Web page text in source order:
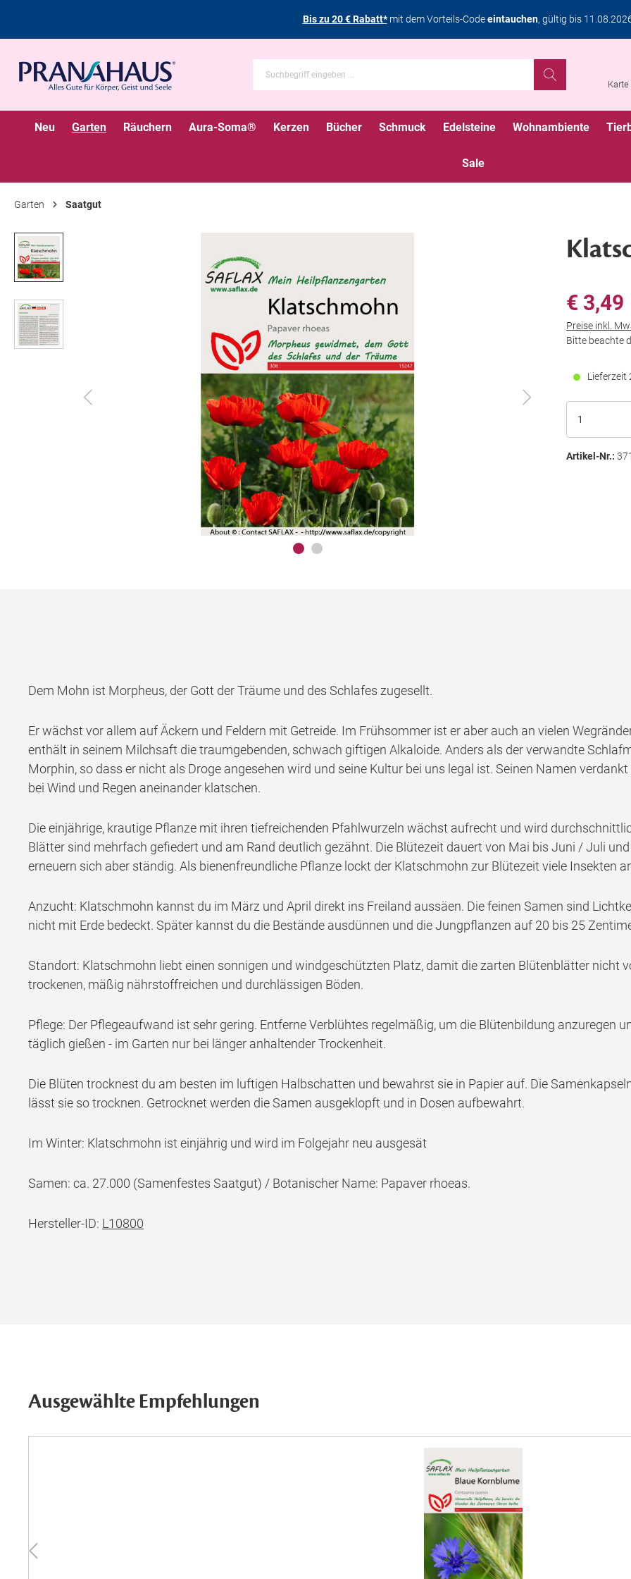
Bis zu 20 € Rabatt*mit dem Vorteils-Codeeintauchen, gültig bis
Neu Garten Räuchern Aura-Soma® Kerzen Bücher Schmuck Edelsteine Wohnambiente
Sale
Garten Saatgut
€ 3,49
Preise inkl.
Bitte beachte
Lieferzeit
Artikel-Nr.:
Dem Mohn ist Morpheus, der Gott der Träume und des Schlafes zugesellt.
Er wächst vor allem auf Äckern und Feldern mit Getreide. Im Frühsommer ist er aber auch an vielen
enthält in seinem Milchsaft die traumgebenden, schwach giftigen Alkaloide. Anders als der verwandte
Morphin, so dass er nicht als Droge angesehen wird und seine Kultur bei uns legal ist. Seinen Namen
bei Wind und Regen aneinander klatschen.
Die einjährige, krautige Pflanze mit ihren tiefreichenden Pfahlwurzeln wächst aufrecht und wird
Blätter sind mehrfach gefiedert und am Rand deutlich gezähnt. Die Blütezeit dauert von Mai bis Juni / Juli
erneuern sich aber ständig. Als bienenfreundliche Pflanze lockt der Klatschmohn zur Blütezeit viele Insekten
Anzucht: Klatschmohn kannst du im März und April direkt ins Freiland aussäen. Die feinen Samen sind
nicht mit Erde bedeckt. Später kannst du die Bestände ausdünnen und die Jungpflanzen auf 20 bis 25
Standort: Klatschmohn liebt einen sonnigen und windgeschützten Platz, damit die zarten Blütenblätter nicht
trockenen, mäßig nährstoffreichen und durchlässigen Böden.
Pflege: Der Pflegeaufwand ist sehr gering. Entferne Verblühtes regelmäßig, um die Blütenbildung anzuregen
täglich gießen - im Garten nur bei länger anhaltender Trockenheit.
Die Blüten trocknest du am besten im luftigen Halbschatten und bewahrst sie in Papier auf. Die
lässt sie so trocknen. Getrocknet werden die Samen ausgeklopft und in Dosen aufbewahrt.
Im Winter: Klatschmohn ist einjährig und wird im Folgejahr neu ausgesät
Samen: ca. 27.000 (Samenfestes Saatgut) / Botanischer Name: Papaver rhoeas.
Hersteller-ID: L10800
Ausgewählte Empfehlungen